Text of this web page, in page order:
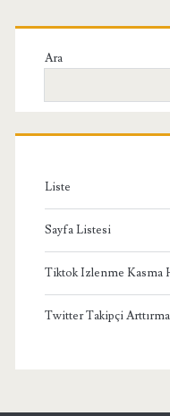
Birincil
Yan
Menü
Ara
Liste
Sayfa Listesi
Tiktok Izlenme Kasma
Twitter Takipçi